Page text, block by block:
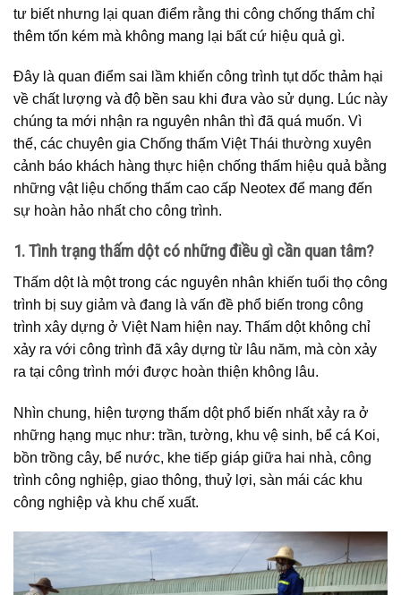
tư biết nhưng lại quan điểm rằng thi công chống thấm chỉ
thêm tốn kém mà không mang lại bất cứ hiệu quả gì.
Đây là quan điểm sai lầm khiến công trình tụt dốc thảm hại
về chất lượng và độ bền sau khi đưa vào sử dụng. Lúc này
chúng ta mới nhận ra nguyên nhân thì đã quá muốn. Vì
thế, các chuyên gia Chống thấm Việt Thái thường xuyên
cảnh báo khách hàng thực hiện chống thấm hiệu quả bằng
những vật liệu chống thấm cao cấp Neotex để mang đến
sự hoàn hảo nhất cho công trình.
1. Tình trạng thấm dột có những điều gì cần quan tâm?
Thấm dột là một trong các nguyên nhân khiến tuổi thọ công
trình bị suy giảm và đang là vấn đề phổ biến trong công
trình xây dựng ở Việt Nam hiện nay. Thấm dột không chỉ
xảy ra với công trình đã xây dựng từ lâu năm, mà còn xảy
ra tại công trình mới được hoàn thiện không lâu.
Nhìn chung, hiện tượng thấm dột phổ biến nhất xảy ra ở
những hạng mục như: trần, tường, khu vệ sinh, bể cá Koi,
bồn trồng cây, bể nước, khe tiếp giáp giữa hai nhà, công
trình công nghiệp, giao thông, thuỷ lợi, sàn mái các khu
công nghiệp và khu chế xuất.